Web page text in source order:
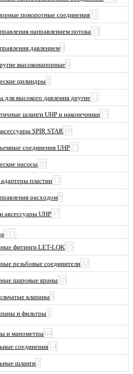
поворотные соединения 11
направлением потока33
давлением6
высоконапорные6
цилиндры2
для высокого давления другие 11
шланги UHP и наконечники 15
SPIR STAR 10
соединения UHP25
насосы20
пластин 12
расходом9
аксессуары UHP37
111
фитинги LET-LOK55
резьбовые соединители32
шаровые краны 18
клапаны5
и фильтры 1
и манометры64
соединения 14
шланги2